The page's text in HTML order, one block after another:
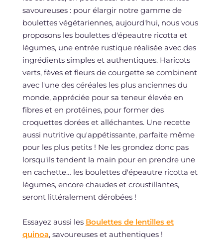
savoureuses : pour élargir notre gamme de
boulettes végétariennes, aujourd'hui, nous vous
proposons les boulettes d'épeautre ricotta et
légumes, une entrée rustique réalisée avec des
ingrédients simples et authentiques. Haricots
verts, fèves et fleurs de courgette se combinent
avec l'une des céréales les plus anciennes du
monde, appréciée pour sa teneur élevée en
fibres et en protéines, pour former des
croquettes dorées et alléchantes. Une recette
aussi nutritive qu'appétissante, parfaite même
pour les plus petits ! Ne les grondez donc pas
lorsqu'ils tendent la main pour en prendre une
en cachette… les boulettes d'épeautre ricotta et
légumes, encore chaudes et croustillantes,
seront littéralement dérobées !
Essayez aussi les Boulettes de lentilles et
quinoa, savoureuses et authentiques !